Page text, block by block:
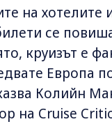
на хотелите
се
круизът е
Европа
Колийн
на Cruise